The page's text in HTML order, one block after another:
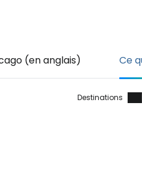
(en anglais) Ce
Destinations